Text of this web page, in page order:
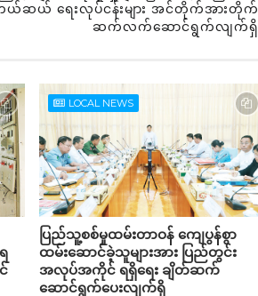
ယ်ဆယ် ရေးလုပ်ငန်းများ အင်တိုက်အားတိုက်
ဆက်လက်ဆောင်ရွက်လျက်ရှိ
LOCAL NEWS
ပြည်သူ့စစ်မှုထမ်းတာဝန် ကျေပွန်စွာ
ထမ်းဆောင်ခဲ့သူများအား ပြည်တွင်း
အလုပ်အကိုင် ရရှိရေး ချိတ်ဆက်
ဆောင်ရွက်ပေးလျက်ရှိ